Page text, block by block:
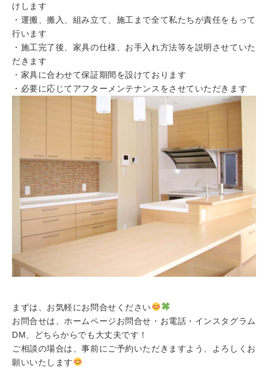
けします
・運搬、搬入、組み立て、施工まで全て私たちが責任をもって
行います
・施工完了後、家具の仕様、お手入れ方法等を説明させていた
だきます
・家具に合わせて保証期間を設けております
・必要に応じてアフターメンテナンスをさせていただきます
まずは、お気軽にお問合せください
お問合せは、ホームページお問合せ・お電話・インスタグラム
DM、どちらからでも大丈夫です！
ご相談の場合は、事前にご予約いただきますよう、よろしくお
願いいたします